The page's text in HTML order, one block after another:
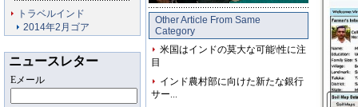
トラベルインド
2014年2月ゴア
ニュースレター
Eメール
Other Article From Same
Category
米国はインドの莫大な可能\性に注
目
インド農村部に向けた新たな銀行
サー...